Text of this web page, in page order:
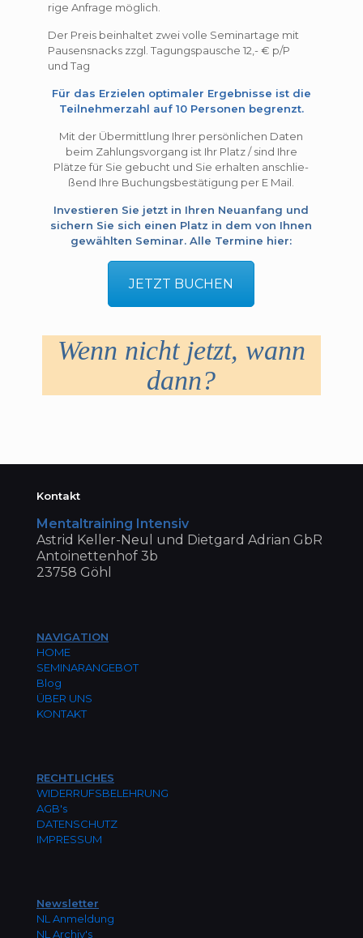
rige Anfrage möglich.
Der Preis beinhal­tet zwei volle Semi­nar­tage mit
Pau­sen­s­nacks zzgl. Tagungs­pau­sche 12,- € p/P
und Tag
Für das Erzielen optimaler Ergebnisse ist die
Teilnehmerzahl auf 10 Personen begrenzt.
Mit der Über­mitt­lung Ihrer per­sön­li­chen Daten
beim Zah­lungs­vor­gang ist Ihr Platz / sind Ihre
Plätze für Sie gebucht und Sie erhal­ten anschlie­
ßend Ihre Buchungs­be­stä­ti­gung per E Mail.
Investieren Sie jetzt in Ihren Neuanfang und
sichern Sie sich einen Platz in dem von Ihnen
gewählten Seminar. Alle Termine hier:
JETZT BUCHEN
Wenn nicht jetzt, wann
dann?
Kontakt
Men­tal­trai­ning Intensiv
Astrid Kel­ler-Neul und Diet­gard Adrian GbR
Antoi­net­ten­hof 3b
23758 Göhl
NAVIGATION
HOME
SEMINARANGEBOT
Blog
ÜBER UNS
KONTAKT
RECHTLICHES
WIDERRUFSBELEHRUNG
AGB's
DATENSCHUTZ
IMPRESSUM
Newsletter
NL Anmeldung
NL Archiv's